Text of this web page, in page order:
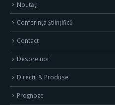
Noutăți
Conferința Științifică
Contact
Despre noi
Direcţii & Produse
Prognoze